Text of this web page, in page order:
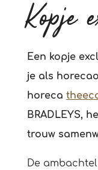
Kopje
Een kopje
je als
horeca
BRADLEYS,
trouw
De